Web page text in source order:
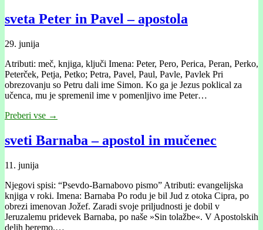
sveta Peter in Pavel – apostola
29. junija
Atributi: meč, knjiga, ključi Imena: Peter, Pero, Perica, Peran, Perko,
Peterček, Petja, Petko; Petra, Pavel, Paul, Pavle, Pavlek Pri
obrezovanju so Petru dali ime Simon. Ko ga je Jezus poklical za
učenca, mu je spremenil ime v pomenljivo ime Peter…
Preberi vse →
sveti Barnaba – apostol in mučenec
11. junija
Njegovi spisi: “Psevdo-Barnabovo pismo” Atributi: evangelijska
knjiga v roki. Imena: Barnaba Po rodu je bil Jud z otoka Cipra, po
obrezi imenovan Jožef. Zaradi svoje priljudnosti je dobil v
Jeruzalemu pridevek Barnaba, po naše »Sin tolažbe«. V Apostolskih
delih beremo,…